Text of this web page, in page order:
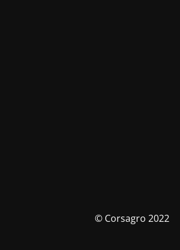
© Corsagro 2022